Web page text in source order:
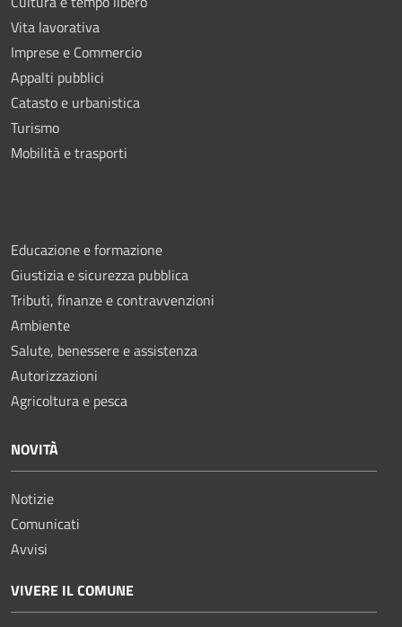
Vita lavorativa
Imprese e Commercio
Appalti pubblici
Catasto e urbanistica
Turismo
Mobilità e trasporti
Educazione e formazione
Giustizia e sicurezza pubblica
Tributi, finanze e contravvenzioni
Ambiente
Salute, benessere e assistenza
Autorizzazioni
Agricoltura e pesca
NOVITÀ
Notizie
Comunicati
Avvisi
VIVERE IL COMUNE